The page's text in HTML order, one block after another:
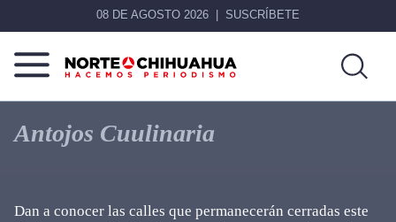
08 DE AGOSTO 2026 SUSCRÍBETE
Norte
De
Chihuahua
Más
que
noticias,
Antojos Cuulinaria
Dan a conocer las calles que permanecerán cerradas este